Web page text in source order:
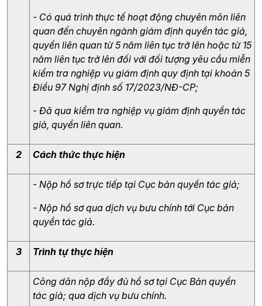
- Có quá trình thực tế hoạt động chuyên môn liên
quan đến chuyên ngành giám định quyền tác giả,
quyền liên quan từ 5 năm liên tục trở lên hoặc từ 15
năm liên tục trở lên đối với đối tượng yêu cầu miễn
kiểm tra nghiệp vụ giám định quy định tại khoản 5
Điều 97 Nghị định số 17/2023/NĐ-CP;
- Đã qua kiểm tra nghiệp vụ giám định quyền tác
giả, quyền liên quan.
2 Cách thức thực hiện
- Nộp hồ sơ trực tiếp tại Cục bản quyền tác giả;
- Nộp hồ sơ qua dịch vụ bưu chính tới Cục bản
quyền tác giả.
3 Trình tự thực hiện
Công dân nộp đầy đủ hồ sơ tại Cục Bản quyền
tác giả; qua dịch vụ bưu chính.